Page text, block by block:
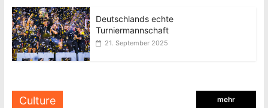
Deutschlands echte
Turniermannschaft
21. September 2025
Culture mehr